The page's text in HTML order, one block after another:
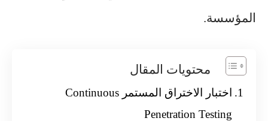
المؤسسة.
محتويات المقال
اختبار الاختراق المستمر Continuous
Penetration Testing